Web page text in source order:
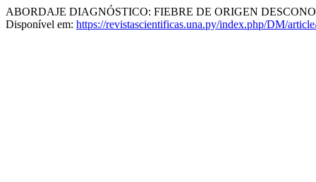
ABORDAJE DIAGNÓSTICO: FIEBRE DE ORIGEN
Disponível em: https://revistascientificas.una.py/index.php/DM/